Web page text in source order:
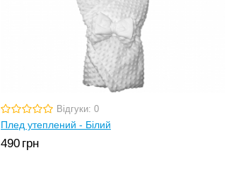
Відгуки: 0
Плед утеплений - Білий
490 грн